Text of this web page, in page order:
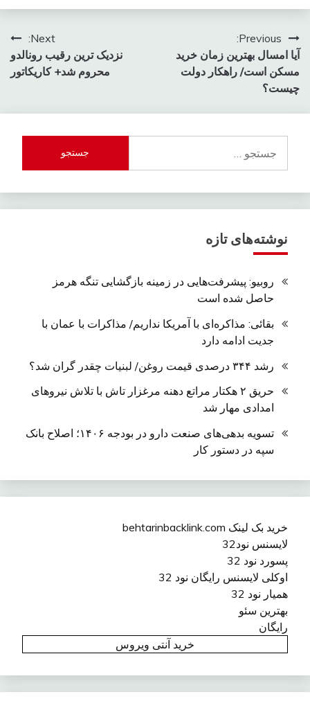
راهبری
نوشته
Previous:
آیا امسال بهترین زمان خرید
مسکن است/ راهکار دولت
چیست؟
Next:
نزدیک ترین رقیب رونالدو
محروم شد+ کاریکاتور
برای:
نوشته‌های تازه
روبیو: پیشرفت‌هایی در زمینه بازگشایی تنگه هرمز
حاصل شده است
بقائی: مذاکره‌ای با آمریکا نداریم/ مذاکرات با عمان با
جدیت ادامه دارد
رشد ۳۴۴ درصدی قیمت روغن/ لبنیات چقدر گران شد؟
حریق ۲ هکتار مراتع دهنه مرغزار تاش با تلاش نیروهای
امدادی مهار شد
تسویه بدهی‌های صنعت دارو در بودجه ۱۴۰۶؛ اصلاح بانک
سپه در دستور کار
خرید بک لینک behtarinbacklink.com
لایسنس نود32
پسورد نود 32
اوکلی لایسنس رایگان نود 32
همیار نود 32
بهترین سئو
رایگان
خرید آنتی ویروس